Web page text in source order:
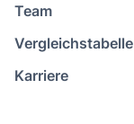
Team
Karriere